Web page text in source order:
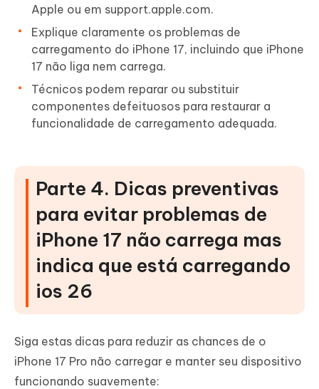
Apple ou em support.apple.com.
Explique claramente os problemas de
carregamento do iPhone 17, incluindo que iPhone
17 não liga nem carrega.
Técnicos podem reparar ou substituir
componentes defeituosos para restaurar a
funcionalidade de carregamento adequada.
Parte 4. Dicas preventivas
para evitar problemas de
iPhone 17 não carrega mas
indica que está carregando
ios 26
Siga estas dicas para reduzir as chances de o
iPhone 17 Pro não carregar e manter seu dispositivo
funcionando suavemente: